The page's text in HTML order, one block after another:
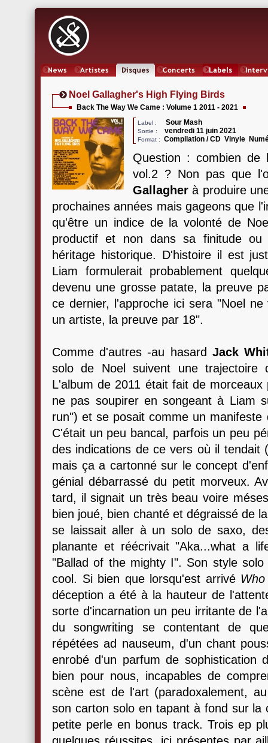
Noel Gallagher's High Flying Birds
Back The Way We Came : Volume 1 2011 - 2021
Label : Sour Mash
Sortie : vendredi 11 juin 2021
Format : Compilation / CD Vinyle
Question : combien
vol.2 ? Non pas que
Gallagher à produire
prochaines années mais gageons que
qu'être un indice de la volonté de
productif et non dans sa finitude
héritage historique. D'histoire il est
Liam formulerait probablement
devenu une grosse patate, la preuve
ce dernier, l'approche ici sera "Noel
un artiste, la preuve par 18".
Comme d'autres -au hasard Jack
solo de Noel suivent une trajectoire
L'album de 2011 était fait de
ne pas soupirer en songeant à Liam
run") et se posait comme un
C'était un peu bancal, parfois un peu
des indications de ce vers où il
mais ça a cartonné sur le concept
génial débarrassé du petit morveux.
tard, il signait un très beau voire
bien joué, bien chanté et dégraissé de
se laissait aller à un solo de saxo,
planante et réécrivait "Aka...what a
"Ballad of the mighty I". Son style
cool. Si bien que lorsqu'est arrivé
déception a été à la hauteur de
sorte d'incarnation un peu irritante de
du songwriting se contentant de
répétées ad nauseum, d'un chant
enrobé d'un parfum de sophistication
bien pour nous, incapables de
scène est de l'art (paradoxalement,
son carton solo en tapant à fond sur la
petite perle en bonus track. Trois ep